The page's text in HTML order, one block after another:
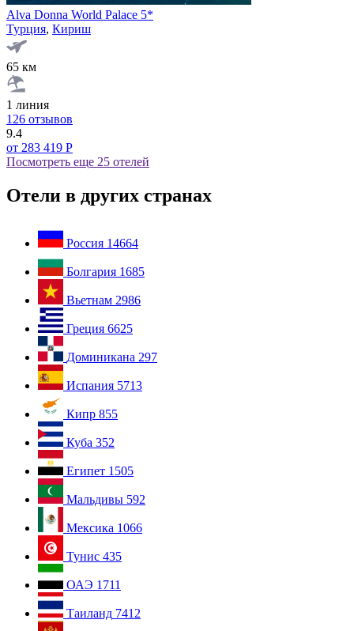
Alva Donna World Palace 5*
Турция, Кириш
65 км
1 линия
126 отзывов
9.4
от 283 419 Р
Посмотреть еще 25 отелей
Отели в других странах
Россия 14664
Болгария 1685
Вьетнам 2986
Греция 6625
Доминикана 297
Испания 5713
Кипр 855
Куба 352
Египет 1505
Мальдивы 592
Мексика 1066
Тунис 435
ОАЭ 1711
Таиланд 7412